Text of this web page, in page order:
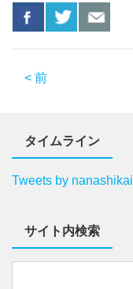
< 前
タイムライン
Tweets by nanashikai
サイト内検索